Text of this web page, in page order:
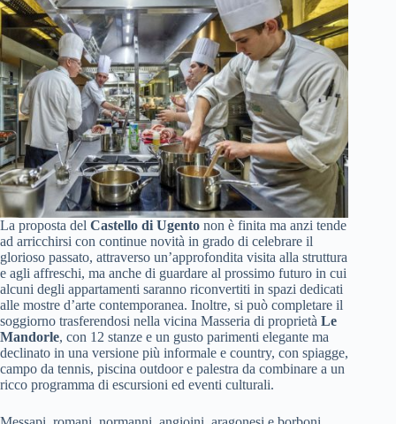
La proposta del Castello di Ugento non è finita ma anzi tende
ad arricchirsi con continue novità in grado di celebrare il
glorioso passato, attraverso un’approfondita visita alla struttura
e agli affreschi, ma anche di guardare al prossimo futuro in cui
alcuni degli appartamenti saranno riconvertiti in spazi dedicati
alle mostre d’arte contemporanea. Inoltre, si può completare il
soggiorno trasferendosi nella vicina Masseria di proprietà Le
Mandorle, con 12 stanze e un gusto parimenti elegante ma
declinato in una versione più informale e country, con spiagge,
campo da tennis, piscina outdoor e palestra da combinare a un
ricco programma di escursioni ed eventi culturali.